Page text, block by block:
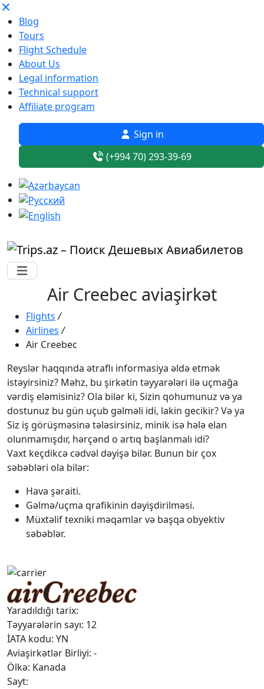
Blog
Tours
Flight Schedule
About Us
Legal information
Technical support
Affiliate program
Sign in
(+994 70) 293-39-69
Air Creebec aviaşirkət
Flights /
Airlines /
Air Creebec
Reyslər haqqında ətraflı informasiya əldə etmək
istəyirsiniz? Məhz, bu şirkətin təyyarələri ilə uçmağa
vərdiş eləmisiniz? Ola bilər ki, Sizin qohumunuz və ya
dostunuz bu gün uçub gəlməli idi, lakin gecikir? Və ya
Siz iş görüşməsinə tələsirsiniz, minik isə hələ elan
olunmamışdır, hərçənd o artıq başlanmalı idi?
Vaxt keçdikcə cədvəl dəyişə bilər. Bunun bir çox
səbəbləri ola bilər:
Hava şəraiti.
Gəlmə/uçma qrafikinin dəyişdirilməsi.
Müxtəlif texniki məqamlar və başqa obyektiv
səbəblər.
Yaradıldığı tarix:
Təyyarələrin sayı: 12
İATA kodu: YN
Aviaşirkətlər Birliyi: -
Ölkə: Kanada
Sayt: